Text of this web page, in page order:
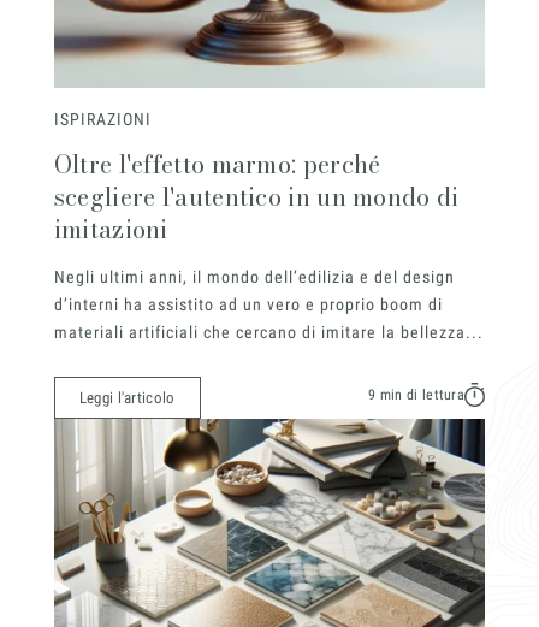
ISPIRAZIONI
Oltre l'effetto marmo: perché
scegliere l'autentico in un mondo di
imitazioni
Negli ultimi anni, il mondo dell’edilizia e del design
d’interni ha assistito ad un vero e proprio boom di
materiali artificiali che cercano di imitare la bellezza...
9 min di lettura
Leggi l'articolo